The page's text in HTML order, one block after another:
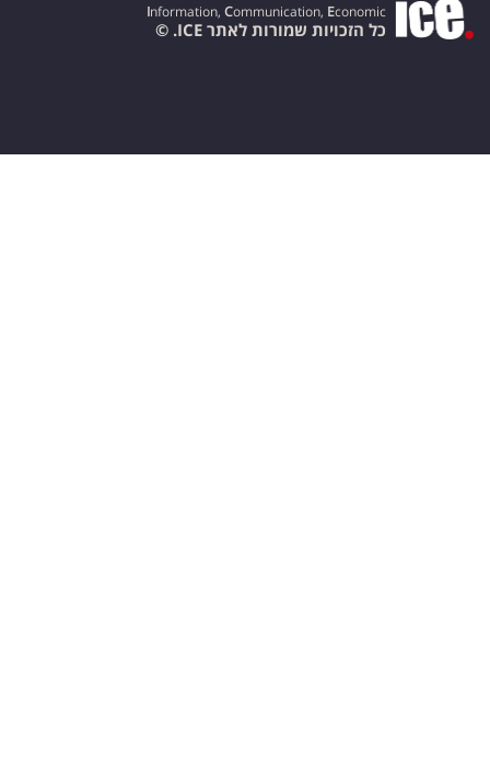
Information, Communication, Economic
כל הזכויות שמורות לאתר ICE. ©